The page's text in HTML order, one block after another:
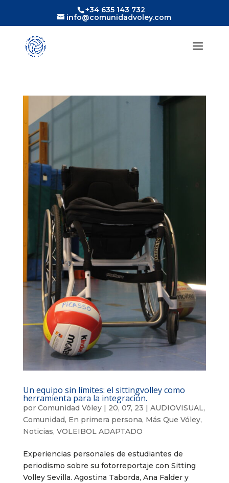
+34 635 143 732
info@comunidadvoley.com
Un equipo sin límites: el sittingvolley como
herramienta para la integración.
por Comunidad Vóley| 20, 07, 23 | AUDIOVISUAL,
Comunidad, En primera persona, Más Que Vóley,
Noticias, VOLEIBOL ADAPTADO
Experiencias personales de estudiantes de
periodismo sobre su fotorreportaje con Sitting
Volley Sevilla. Agostina Taborda, Ana Falder y